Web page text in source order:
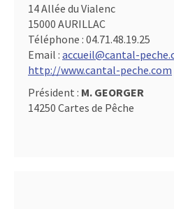
14 Allée du Vialenc
15000 AURILLAC
Téléphone : 04.71.48.19.25
Email : accueil@cantal-
http://www.cantal-peche.com
Président : M. GEORGER
14250 Cartes de Pêche